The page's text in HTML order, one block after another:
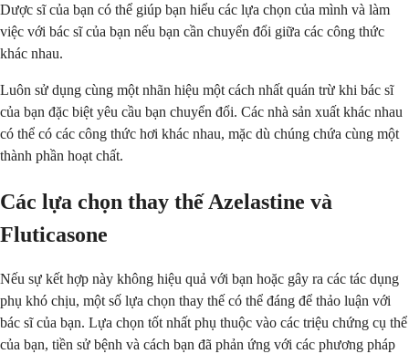
Dược sĩ của bạn có thể giúp bạn hiểu các lựa chọn của mình và làm
việc với bác sĩ của bạn nếu bạn cần chuyển đổi giữa các công thức
khác nhau.
Luôn sử dụng cùng một nhãn hiệu một cách nhất quán trừ khi bác sĩ
của bạn đặc biệt yêu cầu bạn chuyển đổi. Các nhà sản xuất khác nhau
có thể có các công thức hơi khác nhau, mặc dù chúng chứa cùng một
thành phần hoạt chất.
Các lựa chọn thay thế Azelastine và
Fluticasone
Nếu sự kết hợp này không hiệu quả với bạn hoặc gây ra các tác dụng
phụ khó chịu, một số lựa chọn thay thế có thể đáng để thảo luận với
bác sĩ của bạn. Lựa chọn tốt nhất phụ thuộc vào các triệu chứng cụ thể
của bạn, tiền sử bệnh và cách bạn đã phản ứng với các phương pháp